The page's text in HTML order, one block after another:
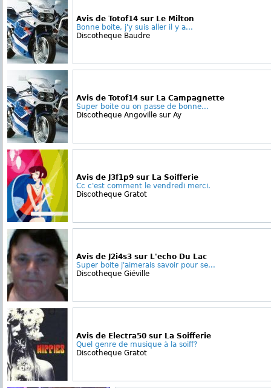
Avis de Totof14 sur Le Milton
Bonne boite, j'y suis aller il y a...
Discotheque Baudre
Avis de Totof14 sur La Campagnette
Super boite ou on passe de bonne...
Discotheque Angoville sur Ay
Avis de J3f1p9 sur La Soifferie
Cc c'est comment le vendredi merci.
Discotheque Gratot
Avis de J2i4s3 sur L'echo Du Lac
Super boite j'aimerais savoir pour se...
Discotheque Giéville
Avis de Electra50 sur La Soifferie
Quel genre de musique à la soiff?
Discotheque Gratot